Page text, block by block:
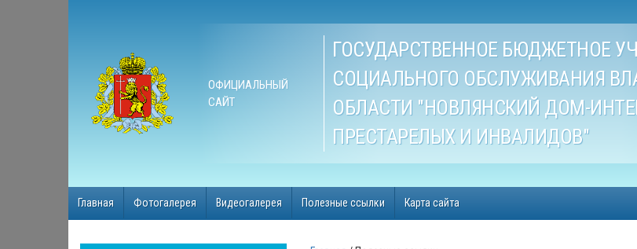
ОФИЦИАЛЬНЫЙ
САЙТ
ГОСУДАРСТВЕННОЕ БЮДЖЕТНОЕ
СОЦИАЛЬНОГО ОБСЛУЖИВАНИЯ
ОБЛАСТИ "НОВЛЯНСКИЙ ДОМ-
ПРЕСТАРЕЛЫХ И ИНВАЛИДОВ"
Главная Фотогалерея Видеогалерея Полезные ссылки Карта сайта